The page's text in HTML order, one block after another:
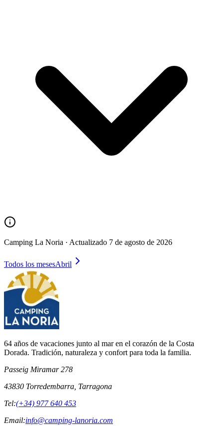
Camping La Noria · Actualizado 7 de agosto de 2026
Todos los mesesAbril
64 años de vacaciones junto al mar en el corazón de la Costa
Dorada. Tradición, naturaleza y confort para toda la familia.
Passeig Miramar 278
43830 Torredembarra, Tarragona
Tel:(+34) 977 640 453
Email:info@camping-lanoria.com